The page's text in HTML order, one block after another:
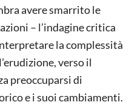
avere smarrito le
– l’indagine critica
la complessità
verso il
preoccuparsi di
e i suoi cambiamenti.